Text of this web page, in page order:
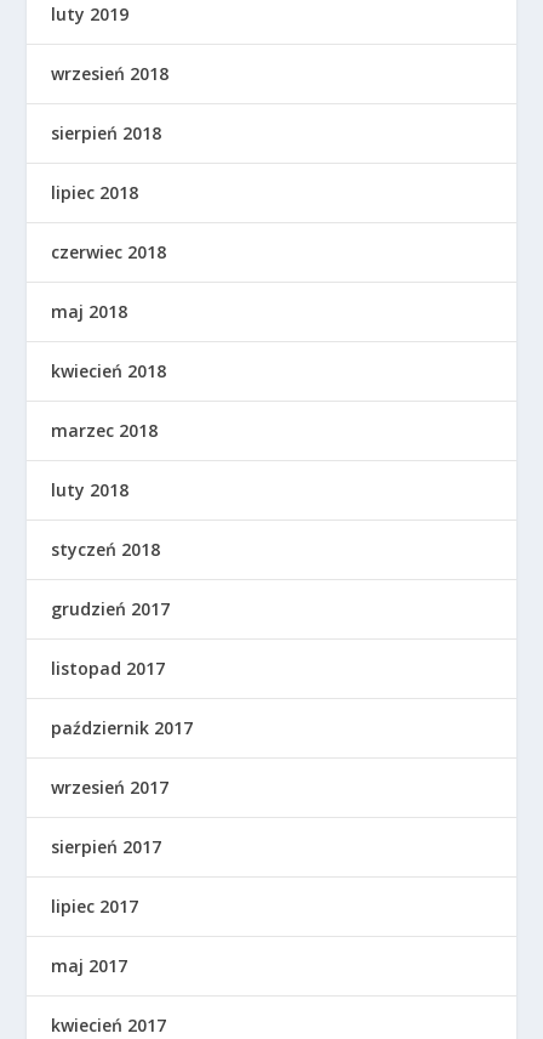
luty 2019
wrzesień 2018
sierpień 2018
lipiec 2018
czerwiec 2018
maj 2018
kwiecień 2018
marzec 2018
luty 2018
styczeń 2018
grudzień 2017
listopad 2017
październik 2017
wrzesień 2017
sierpień 2017
lipiec 2017
maj 2017
kwiecień 2017